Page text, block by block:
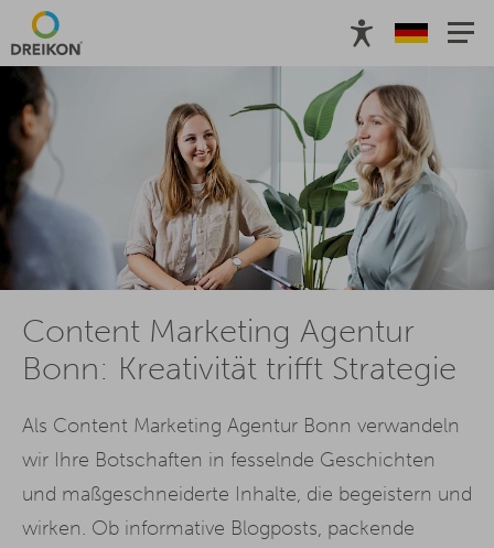
Content Marketing Agentur
Bonn: Kreativität trifft Strategie
Als Content Marketing Agentur Bonn verwandeln
wir Ihre Botschaften in fesselnde Geschichten
und maßgeschneiderte Inhalte, die begeistern und
wirken. Ob informative Blogposts, packende